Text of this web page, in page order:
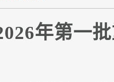
年第一